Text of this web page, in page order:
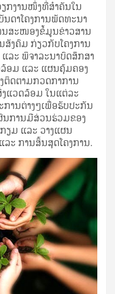
ກງານໜຶ່ງທີ່ສຳຄັນໃນ
ດາໂຄງການພັດທະນາ
ນສະໜອງຂໍ້ມູນຂ່າວສານ
ງຄົມ ກ່ຽວກັບໂຄງການ
ແລະ ພິຈາລະນາບົດສຶກສາ
ອມ ແລະ ແຜນຄຸ້ມຄອງ
ດຕາມກວດກາການ
ແວດລ້ອມ ໃນແຕ່ລະ
ການຕ່າງໆເພື່ອຮັບປະກັນ
ນການມີສ່ວນຮ່ວມຂອງ
ຽມ ແລະ ວາງແຜນ
ລະ ການສິ້ນສຸດໂຄງການ.